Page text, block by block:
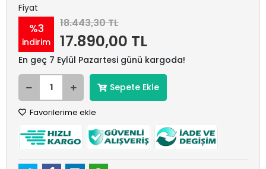
Fiyat
%3
indirim
18.443,30 TL
17.890,00 TL
En geç 7 Eylül Pazartesi günü kargoda!
Sepete Ekle
Favorilerime ekle